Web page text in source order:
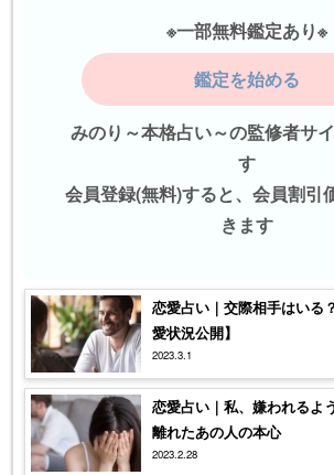
※一部無料鑑定あり※
鑑定を始める
みのり～本格占い～の監修者サ
す
会員登録(無料)すると、会員割引
きます
恋愛占い｜交際相手はいる
愛状況公開】
2023.3.1
恋愛占い｜私、嫌われるよ
離れたあの人の本心
2023.2.28